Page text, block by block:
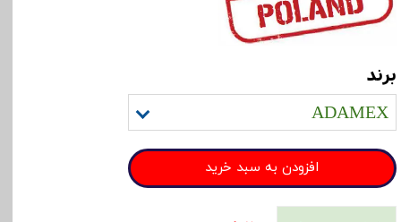
برند
ADAMEX
افزودن به سبد خرید